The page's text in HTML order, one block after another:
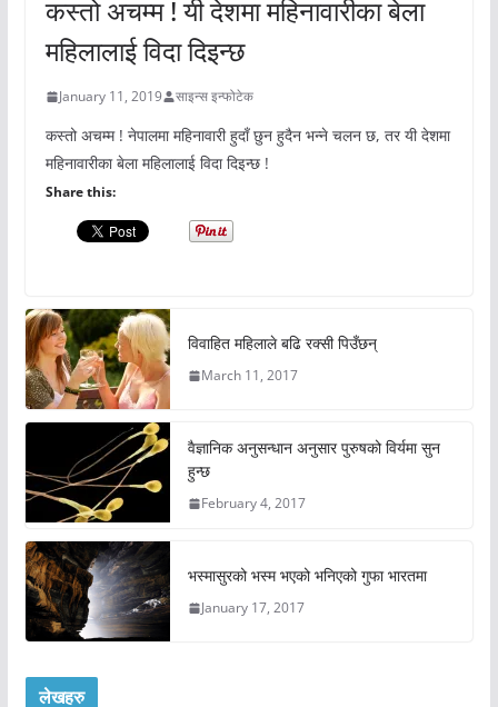
कस्तो अचम्म ! यी देशमा महिनावारीका बेला
महिलालाई विदा दिइन्छ
January 11, 2019 साइन्स इन्फोटेक
कस्तो अचम्म ! नेपालमा महिनावारी हुदाँ छुन हुदैन भन्ने चलन छ, तर यी देशमा
महिनावारीका बेला महिलालाई विदा दिइन्छ !
Share this:
विवाहित महिलाले बढि रक्सी पिउँछन्
March 11, 2017
वैज्ञानिक अनुसन्धान अनुसार पुरुषको विर्यमा सुन
हुन्छ
February 4, 2017
भस्मासुरको भस्म भएको भनिएको गुफा भारतमा
January 17, 2017
लेखहरु